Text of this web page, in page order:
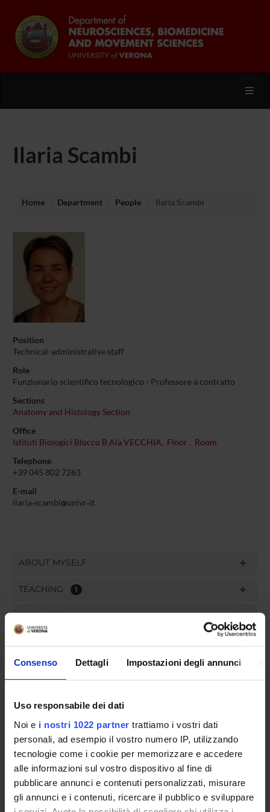
Consenso Dettagli Impostazioni degli annunci
Uso responsabile dei dati
Noi e i nostri 1022 partner trattiamo i vostri dati
personali, ad esempio il vostro numero IP, utilizzando
tecnologie come i cookie per memorizzare e accedere
alle informazioni sul vostro dispositivo al fine di
pubblicare annunci e contenuti personalizzati, misurare
gli annunci e i contenuti, ricercare il pubblico e sviluppare
Ilaria Scambi
Home Department People Ilaria Scambi
Position
Technical-administrative staff
Role
Funzionario scientifico tecnologico - Professore a contratto
Sections
Anatomy and Histology Section
Office
Istituti Biologici Blocco B Ala VECCHIA, Floor , Room
Telephone
+39 045 802 7263
E-mail
ilaria scambi univr it
ABOUT MYSELF
TEACHING 1
RESEARCH
ASSIGNMENTS
ORGANISATION
GOVERNANCE
COMMITTEES